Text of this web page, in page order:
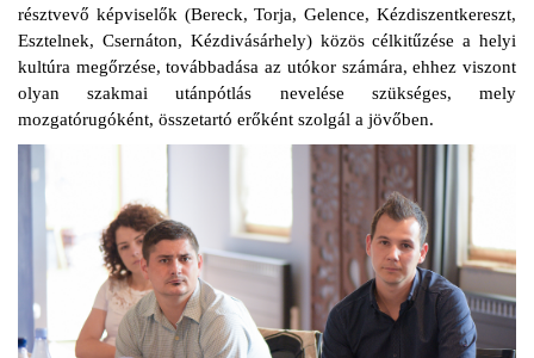
résztvevő képviselők (Bereck, Torja, Gelence, Kézdiszentkereszt,
Esztelnek, Csernáton, Kézdivásárhely) közös célkitűzése a helyi
kultúra megőrzése, továbbadása az utókor számára, ehhez viszont
olyan szakmai utánpótlás nevelése szükséges, mely
mozgatórugóként, összetartó erőként szolgál a jövőben.